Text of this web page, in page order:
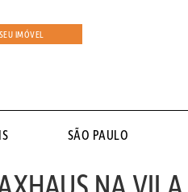
IMÓVEL
SÃO PAULO